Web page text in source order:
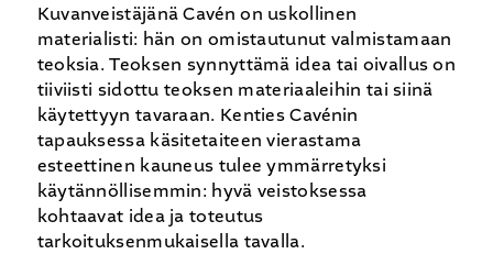
Kuvanveistäjänä Cavén on uskollinen
materialisti: hän on omistautunut valmistamaan
teoksia. Teoksen synnyttämä idea tai oivallus on
tiiviisti sidottu teoksen materiaaleihin tai siinä
käytettyyn tavaraan. Kenties Cavénin
tapauksessa käsitetaiteen vierastama
esteettinen kauneus tulee ymmärretyksi
käytännöllisemmin: hyvä veistoksessa
kohtaavat idea ja toteutus
tarkoituksenmukaisella tavalla.